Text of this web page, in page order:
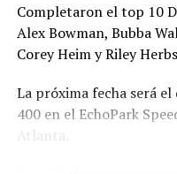
Completaron el top 10
Alex Bowman, Bubba
Corey Heim y Riley
La próxima fecha será
400 en el EchoPark
Atlanta.